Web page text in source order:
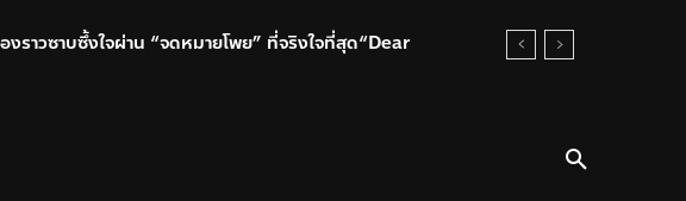
ราวซาบซึ้งใจผ่าน “จดหมายโพย” ที่จริงใจที่สุด“Dear